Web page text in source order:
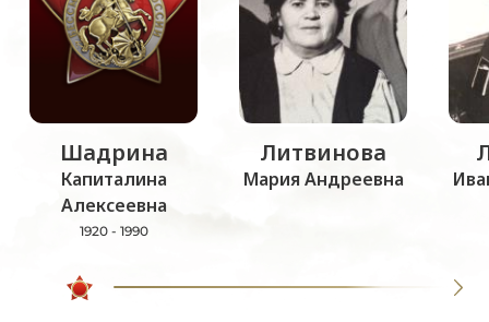
Шадрина
Капиталина
Алексеевна
1920 - 1990
Литвинова
Мария Андреевна